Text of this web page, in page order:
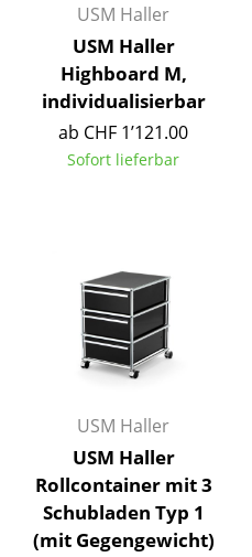
Konferenztische
Stehtische & Stehpulte
Kindertische
Gartentische
... alle Tische
Aufbewahren
Wandregale
Sideboards & Kommoden
USM Haller
USM Haller
Highboard M,
individualisierbar
ab CHF 1’121.00
Sofort lieferbar
USM Haller
USM Haller
Rollcontainer mit 3
Schubladen Typ 1
(mit Gegengewicht)